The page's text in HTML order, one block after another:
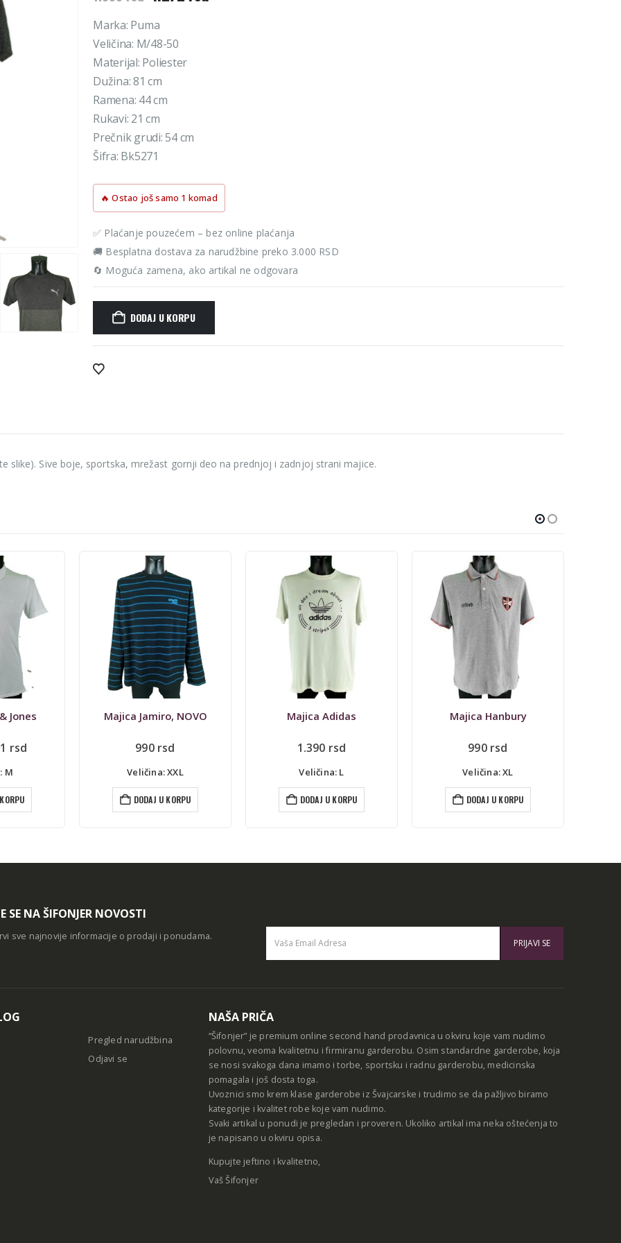
cena
je
bila:
1.590 rsd.
cena
Marka: Puma
Veličina: M/48-50
Materijal: Poliester
Dužina: 81 cm
Ramena: 44 cm
Rukavi: 21 cm
Prečnik grudi: 54 cm
Šifra: Bk5271
🔥 Ostao još samo 1 komad
✅ Plaćanje pouzećem – bez online plaćanja
🚚 Besplatna dostava za narudžbine preko 3.000 RSD
🔄 Moguća zamena, ako artikal ne odgovara
DODAJ U KORPU
Alternative:
slike). Sive boje, sportska, mrežast gornji deo na prednjoj i zadnjoj strani majice.
NOVO Majica Adidas
1.390rsd
Veličina: L
DODAJ U KORPU
Majica Hanbury
990rsd
Veličina: XL
DODAJ U KORPU
Majica Naketano
990 rsd
Veličina: XL
DODAJ U KORPU
SE NA ŠIFONJER NOVOSTI
sve najnovije informacije o prodaji i ponudama.
Pregled narudžbina
Odjavi se
NAŠA PRIČA
“Šifonjer” je premium online second hand prodavnica u okviru koje vam nudimo
polovnu, veoma kvalitetnu i firmiranu garderobu. Osim standardne garderobe, koja
se nosi svakoga dana imamo i torbe, sportsku i radnu garderobu, medicinska
pomagala i još dosta toga.
Uvoznici smo krem klase garderobe iz Švajcarske i trudimo se da pažljivo biramo
kategorije i kvalitet robe koje vam nudimo.
Svaki artikal u ponudi je pregledan i proveren. Ukoliko artikal ima neka oštećenja to
je napisano u okviru opisa.
Kupujte jeftino i kvalitetno,
Vaš Šifonjer